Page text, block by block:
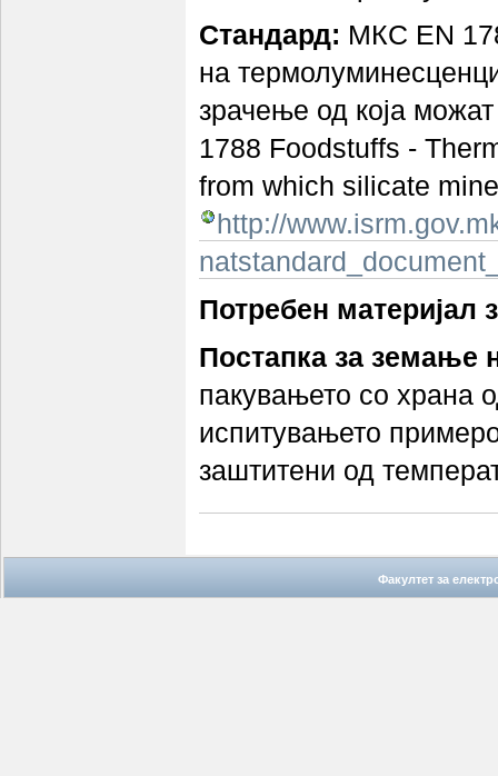
Стандард: МКС EN
на
зрачење од која
1788 Foodstuffs -
from which silicate
http://
Потребен материјал
Постапка за земање
пакувањето со храна
испитувањето
заштитени од
Факултет за